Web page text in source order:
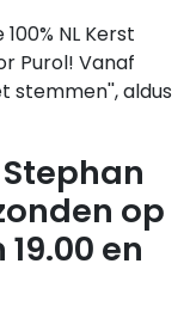
NL Kerst
Purol! Vanaf
stemmen'', aldus
op
en